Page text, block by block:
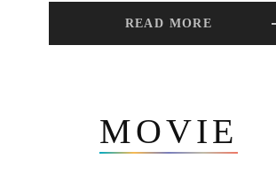
READ MORE
MOVIE